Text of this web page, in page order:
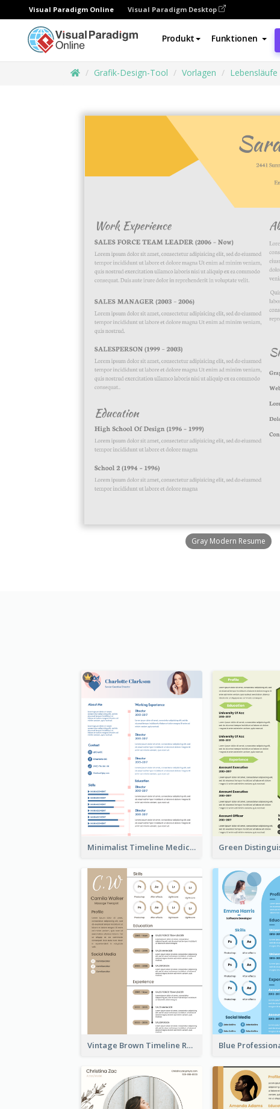
Visual Paradigm Online Visual Paradigm Desktop
Produkt Funktionen
Grafik-Design-Tool Vorlagen Lebensläufe
Gray Modern Resume
Minimalist Timeline Medical Student Resume
Vintage Brown Timeline Resume